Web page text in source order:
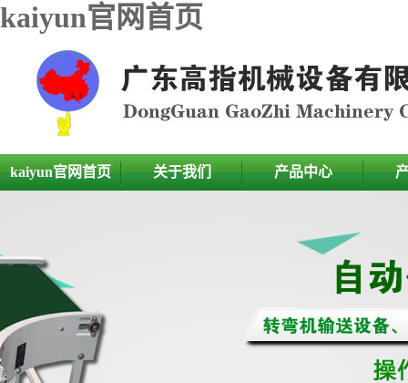
kaiyun官网首页
kaiyun官网首页 关于我们 产品中心